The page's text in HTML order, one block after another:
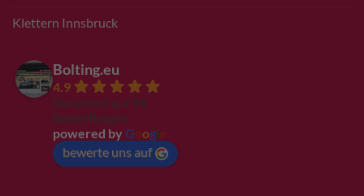
Klettern Innsbruck
Bolting.eu
4.9
Basierend auf 94
Bewertungen
powered by G ogl
bewerte uns auf